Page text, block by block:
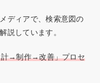
ディアで、検索意図の
説しています。
計→制作→改善」プロセ